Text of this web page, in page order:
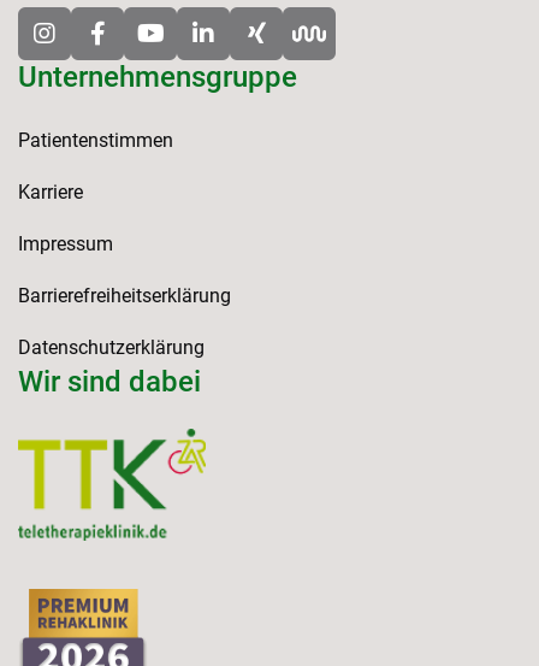
Unternehmensgruppe
Patientenstimmen
Karriere
Impressum
Barrierefreiheitserklärung
Datenschutzerklärung
Wir sind dabei